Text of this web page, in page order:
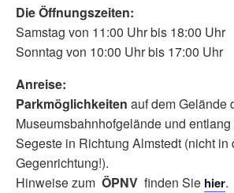
Die Öffnungszeiten:
Samstag von 11:00 Uhr bis 18:00 Uhr
Sonntag von 10:00 Uhr bis 17:00 Uhr
Anreise:
Parkmöglichkeiten auf dem Gelände
Museumsbahnhofgelände und
Segeste in Richtung Almstedt (nicht in
Gegenrichtung!).
Hinweise zum ÖPNV finden Sie hier.